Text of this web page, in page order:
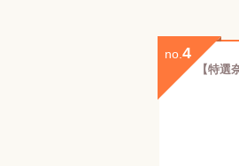
no. 4